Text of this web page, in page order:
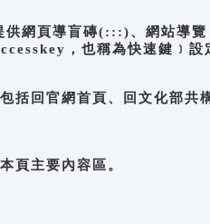
供網頁導盲磚(:::)、網站導
，也稱為快速鍵﹞設
回官網首頁、回文化部共
主要內容區。